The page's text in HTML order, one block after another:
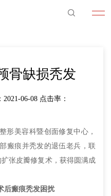
骨缺损秃发
06-08 点击率：
形美容科暨创面修复中心，
瘢痕并秃发的退伍老兵，联
张皮瓣修复术，获得圆满成
后瘢痕秃发困扰